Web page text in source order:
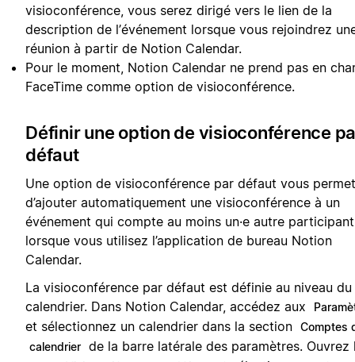
visioconférence, vous serez dirigé vers le lien de la
description de l’événement lorsque vous rejoindrez
réunion à partir de Notion Calendar.
Pour le moment, Notion Calendar ne prend pas en
FaceTime comme option de visioconférence.
Définir une option de visioconférence
défaut
Une option de visioconférence par défaut vous permet
d’ajouter automatiquement une visioconférence à un
événement qui compte au moins un·e autre
lorsque vous utilisez l’application de bureau Notion
Calendar.
La visioconférence par défaut est définie au niveau du
calendrier. Dans Notion Calendar, accédez aux
et sélectionnez un calendrier dans la section Comptes
calendrier de la barre latérale des paramètres. Ouvrez